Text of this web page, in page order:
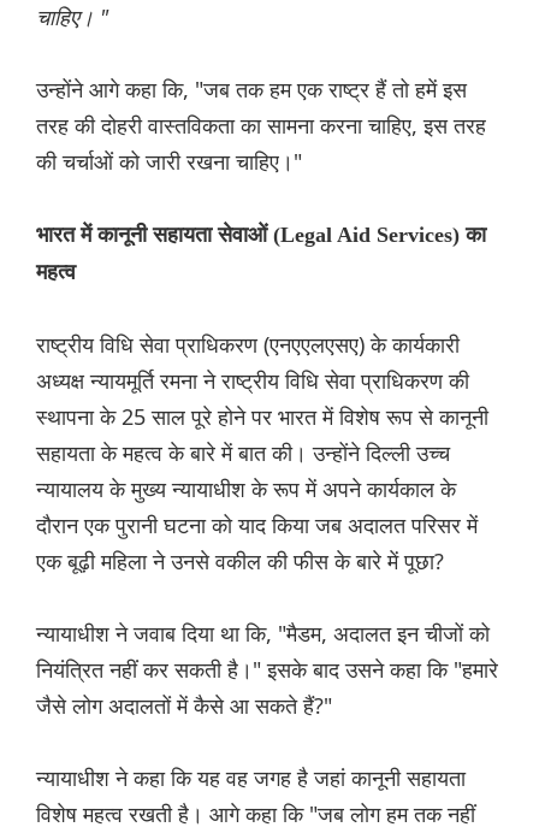
चाहिए। "
उन्होंने आगे कहा कि, "जब तक हम एक राष्ट्र हैं तो हमें इस
तरह की दोहरी वास्तविकता का सामना करना चाहिए, इस तरह
की चर्चाओं को जारी रखना चाहिए।"
भारत में कानूनी सहायता सेवाओं (Legal Aid Services) का
महत्व
राष्‍ट्रीय विधि सेवा प्राधिकरण (एनएएलएसए) के कार्यकारी
अध्यक्ष न्यायमूर्ति रमना ने राष्‍ट्रीय विधि सेवा प्राधिकरण की
स्थापना के 25 साल पूरे होने पर भारत में विशेष रूप से कानूनी
सहायता के महत्व के बारे में बात की। उन्होंने दिल्ली उच्च
न्यायालय के मुख्य न्यायाधीश के रूप में अपने कार्यकाल के
दौरान एक पुरानी घटना को याद किया जब अदालत परिसर में
एक बूढ़ी महिला ने उनसे वकील की फीस के बारे में पूछा?
न्यायाधीश ने जवाब दिया था कि, "मैडम, अदालत इन चीजों को
नियंत्रित नहीं कर सकती है।" इसके बाद उसने कहा कि "हमारे
जैसे लोग अदालतों में कैसे आ सकते हैं?"
न्यायाधीश ने कहा कि यह वह जगह है जहां कानूनी सहायता
विशेष महत्व रखती है। आगे कहा कि "जब लोग हम तक नहीं